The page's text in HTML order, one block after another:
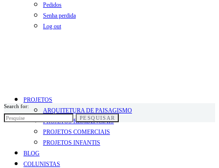
Pedidos
Senha perdida
Log out
PROJETOS
ARQUITETURA DE PAISAGISMO
PROJETOS RESIDENCIAIS
PROJETOS COMERCIAIS
PROJETOS INFANTIS
BLOG
COLUNISTAS
Search for:
PESQUISAR